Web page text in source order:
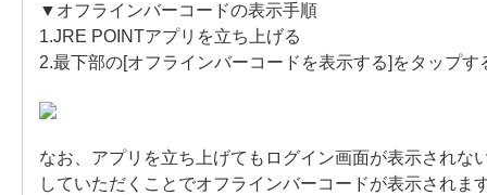
▼オフラインバーコードの表示手順
1.JRE POINTアプリを立ち上げる
2.最下部の[オフラインバーコードを表示する]をタップ
なお、アプリを立ち上げてもログイン画面が表示され
していただくことでオフラインバーコードが表示されま